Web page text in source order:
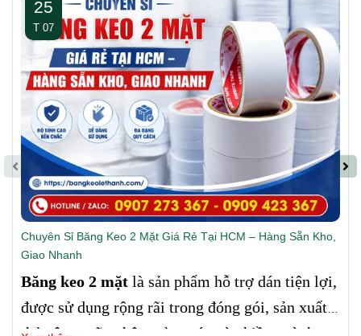
Chuyên Sỉ Băng Keo 2 Mặt Giá Rẻ Tại HCM – Hàng Sẵn Kho,
Giao Nhanh
25
T 07
Băng keo 2 mặt là sản phẩm hỗ trợ dán tiện lợi,
được sử dụng rộng rãi trong đóng gói, sản xuất,